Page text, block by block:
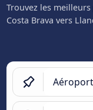
Trouvez les
Costa Brava vers